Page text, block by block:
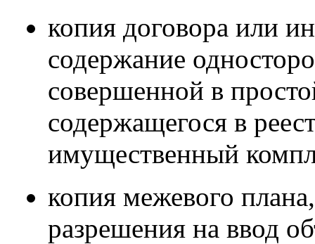
копия договора или
содержание
совершенной в
содержащегося в
имущественный
копия межевого
разрешения на ввод